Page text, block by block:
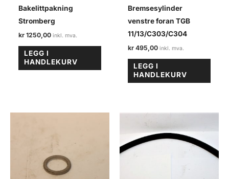
Bakelittpakning
Stromberg
kr 1250,00
LEGG I
HANDLEKURV
Bremsesylinder
venstre foran TGB
11/13/C303/C304
kr 495,00
LEGG I
HANDLEKURV